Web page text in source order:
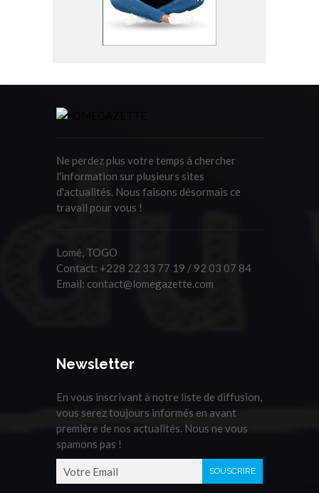
Ne perdez plus votre temps à chercher
l'information sur plusieurs sites
d'actualités. Nous faisons désormais ce
travail pour vous !
Lomé, TOGO
Contact: +228 22 33 77 19 / 92 03 07 84
Email: contact@lomegazette.com
Newsletter
En vous inscrivant à notre liste de diffusion,
vous serez toujours informés en avant
première de nos actualités. Nous ne vous
spamons pas !